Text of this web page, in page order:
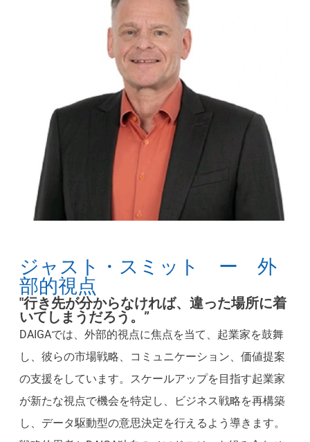
ジャスト・スミット ー 外
部的視点
"行き先が分からなければ、違った場所に着
いてしまうだろう。”
DAIGAでは、外部的視点に焦点を当て、起業家を鼓舞
し、彼らの市場戦略、コミュニケーション、価値提案
の支援をしています。スケールアップを目指す起業家
が新たな視点で機会を特定し、ビジネス戦略を再構築
し、データ駆動型の意思決定を行えるよう導きます。